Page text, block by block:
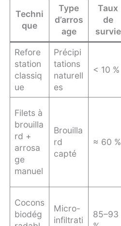
Techni
que
Type
d’arros
age
Taux
de
survie
Refore
station
classiq
ue
Précipi
tations
naturell
es
< 10 %
Filets à
brouilla
rd +
arrosa
ge
manuel
Brouilla
rd
capté
≈ 60 %
Cocons
biodég
Micro-
infiltrati
85–93